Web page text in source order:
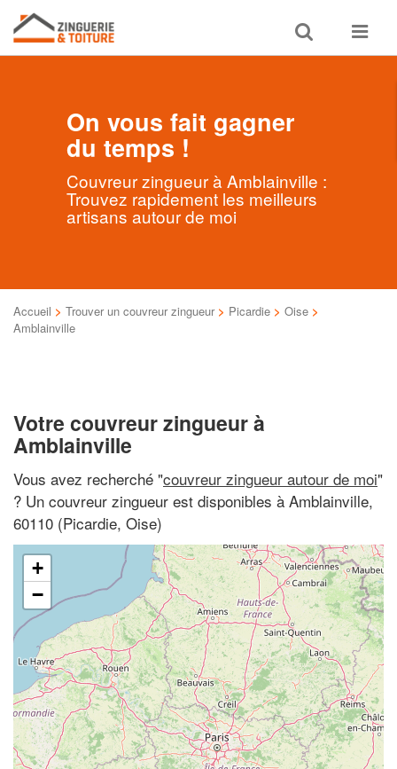
Toggle
search
Toggle
On vous fait gagner
du temps !
Couvreur zingueur à Amblainville :
Trouvez rapidement les meilleurs
artisans autour de moi
Accueil > Trouver un couvreur zingueur > Picardie > Oise >
Amblainville
Votre couvreur zingueur à
Amblainville
Vous avez recherché "couvreur zingueur autour de moi"
? Un couvreur zingueur est disponibles à Amblainville,
60110 (Picardie, Oise)
+
−